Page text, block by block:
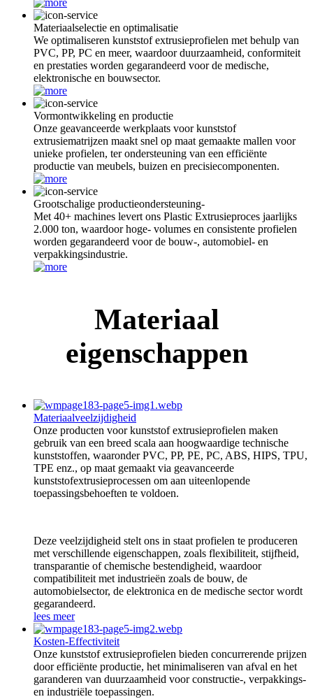
Materiaalselectie en optimalisatie
We optimaliseren kunststof extrusieprofielen met behulp van
PVC, PP, PC en meer, waardoor duurzaamheid, conformiteit
en prestaties worden gegarandeerd voor de medische,
elektronische en bouwsector.
Vormontwikkeling en productie
Onze geavanceerde werkplaats voor kunststof
extrusiematrijzen maakt snel op maat gemaakte mallen voor
unieke profielen, ter ondersteuning van een efficiënte
productie van meubels, buizen en precisiecomponenten.
Grootschalige productieondersteuning-
Met 40+ machines levert ons Plastic Extrusieproces jaarlijks
2.000 ton, waardoor hoge- volumes en consistente profielen
worden gegarandeerd voor de bouw-, automobiel- en
verpakkingsindustrie.
Materiaal
eigenschappen
Materiaalveelzijdigheid
Onze producten voor kunststof extrusieprofielen maken
gebruik van een breed scala aan hoogwaardige technische
kunststoffen, waaronder PVC, PP, PE, PC, ABS, HIPS, TPU,
TPE enz., op maat gemaakt via geavanceerde
kunststofextrusieprocessen om aan uiteenlopende
toepassingsbehoeften te voldoen.
Deze veelzijdigheid stelt ons in staat profielen te produceren
met verschillende eigenschappen, zoals flexibiliteit, stijfheid,
transparantie of chemische bestendigheid, waardoor
compatibiliteit met industrieën zoals de bouw, de
automobielsector, de elektronica en de medische sector wordt
gegarandeerd.
lees meer
Kosten-Effectiviteit
Onze kunststof extrusieprofielen bieden concurrerende prijzen
door efficiënte productie, het minimaliseren van afval en het
garanderen van duurzaamheid voor constructie-, verpakkings-
en industriële toepassingen.